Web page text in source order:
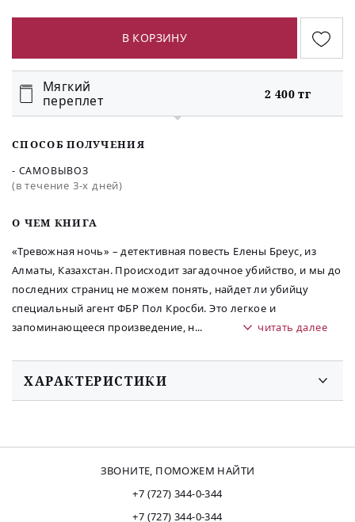
O ЧЕМ КНИГА
«Тревожная ночь» – детективная повесть Елены Бреус, из
Алматы, Казахстан. Происходит загадочное убийство, и мы до
последних страниц не можем понять, найдет ли убийцу
специальный агент ФБР Пол Кросби. Это легкое и
запоминающееся произведение, н... читать далее
В КОРЗИНУ
Мягкий
переплет
2 400 тг
СПОСОБ ПОЛУЧЕНИЯ
- САМОВЫВОЗ
(в течение 3-х дней)
ХАРАКТЕРИСТИКИ
ЗВОНИТЕ, ПОМОЖЕМ НАЙТИ
+7 (727) 344-0-344
+7 (727) 344-0-344